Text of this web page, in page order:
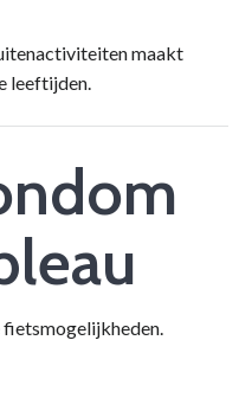
maakt
leeftijden.